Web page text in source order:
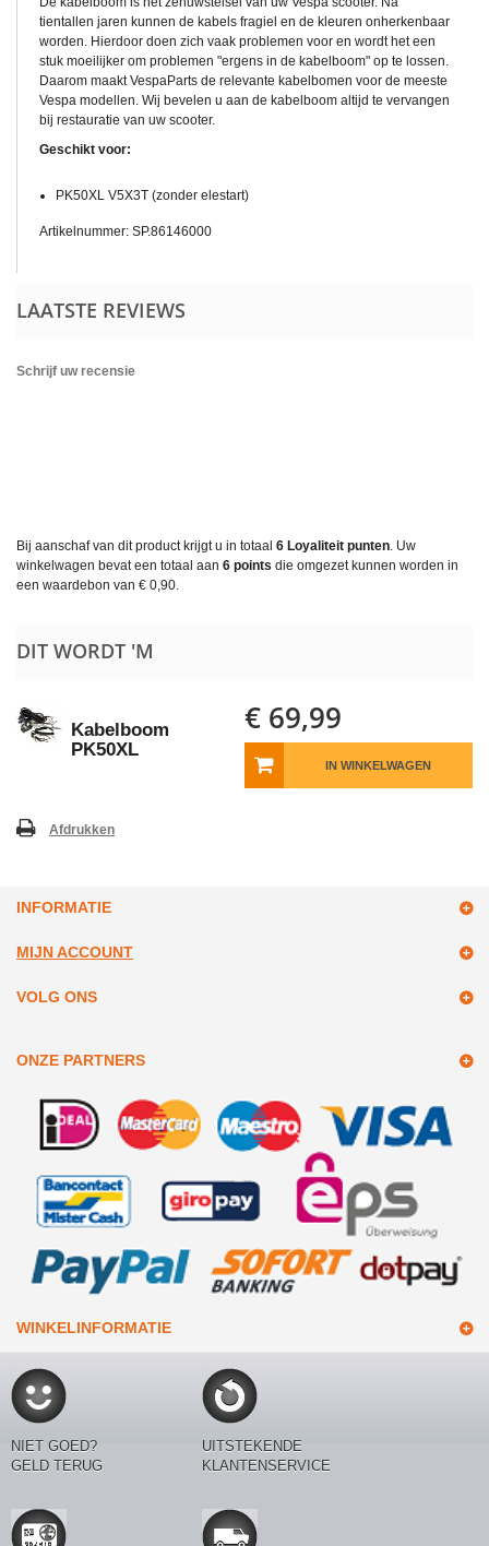
tientallen jaren kunnen de kabels fragiel en de kleuren onherkenbaar
worden. Hierdoor doen zich vaak problemen voor en wordt het een
stuk moeilijker om problemen "ergens in de kabelboom" op te lossen.
Daarom maakt VespaParts de relevante kabelbomen voor de meeste
Vespa modellen. Wij bevelen u aan de kabelboom altijd te vervangen
bij restauratie van uw scooter.
Geschikt voor:
PK50XL V5X3T (zonder elestart)
Artikelnummer: SP.86146000
LAATSTE REVIEWS
Schrijf uw recensie
Bij aanschaf van dit product krijgt u in totaal 6 Loyaliteit punten. Uw
winkelwagen bevat een totaal aan 6 points die omgezet kunnen worden in
een waardebon van € 0,90.
DIT WORDT 'M
Kabelboom
PK50XL
€ 69,99
IN WINKELWAGEN
Afdrukken
INFORMATIE
MIJN ACCOUNT
VOLG ONS
ONZE PARTNERS
WINKELINFORMATIE
NIET GOED?
GELD TERUG
UITSTEKENDE
KLANTENSERVICE